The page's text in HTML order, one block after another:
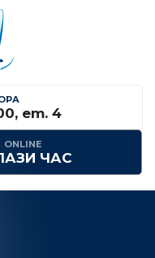
ет. 4
ONLINE
ЧАС